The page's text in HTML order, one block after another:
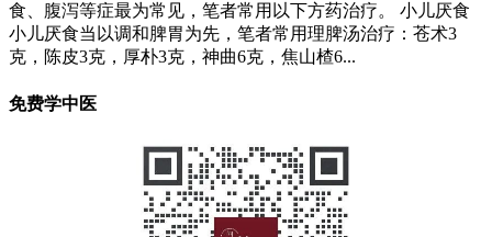
食、腹泻等症最为常见，笔者常用以下方药治疗。 小儿厌食
小儿厌食当以调和脾胃为先，笔者常用理脾汤治疗：苍术3
克，陈皮3克，厚朴3克，神曲6克，焦山楂6...
免费学中医